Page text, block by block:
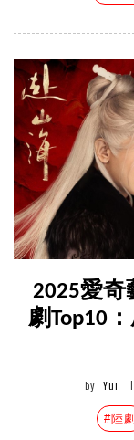
2025愛
劇Top10
by Yui
#陸劇